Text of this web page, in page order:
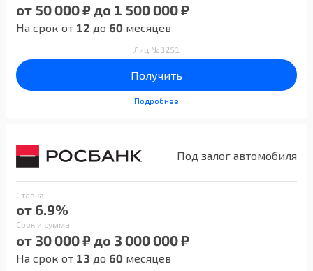
от 50 000 ₽ до 1 500 000 ₽
На срок от 12 до 60 месяцев
Лиц №3251
Получить
Подробнее
Под залог автомобиля
Ставка
от 6.9%
Срок и сумма
от 30 000 ₽ до 3 000 000 ₽
На срок от 13 до 60 месяцев